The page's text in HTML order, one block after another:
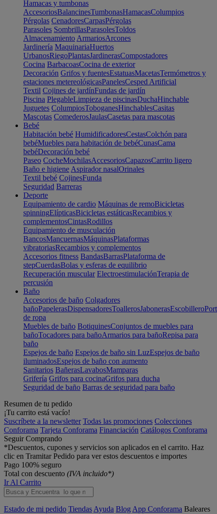
Hamacas y tumbonas
AccesoriosBalancinesTumbonasHamacasColumpios
Pérgolas CenadoresCarpasPérgolas
Parasoles SombrillasParasolesToldos
Almacenamiento ArmariosArcones
Jardinería MaquinariaHuertos
UrbanosRiegoPlantasJardinerasCompostadores
Cocina BarbacoasCocina de exterior
Decoración Grifos y fuentesEstatuasMacetasTermómetros y
estaciones metereológicasPanelesCesped Artificial
Textil Cojines de jardínFundas de jardín
Piscina PlegableLimpieza de piscinasDuchaHinchable
Juguetes ColumpiosToboganesHinchablesCasitas
Mascotas ComederosJaulasCasetas para mascotas
Bebé
Habitación bebé HumidificadoresCestasColchón para
bebéMuebles para habitación de bebéCunasCama
bebéDecoración bebé
Paseo CocheMochilasAccesoriosCapazosCarrito ligero
Baño e higiene Aspirador nasalOrinales
Textil bebé CojinesFunda
Seguridad Barreras
Deporte
Equipamiento de cardio Máquinas de remoBicicletas
spinningElípticasBicicletas estáticasRecambios y
complementosCintasRodillos
Equipamiento de musculación
BancosMancuernasMáquinasPlataformas
vibratoriasRecambios y complementos
Accesorios fitness BandasBarrasPlataforma de
stepCuerdasBolas y esferas de equilibrio
Recuperación muscular ElectroestimulaciónTerapia de
percusión
Baño
Accesorios de baño Colgadores
bañoPapelerasDispensadoresToallerosJabonerasEscobillero
de ropa
Muebles de baño BotiquinesConjuntos de muebles para
bañoTocadores para bañoArmarios para bañoRepisa para
baño
Espejos de baño Espejos de baño sin LuzEspejos de baño
iluminadosEspejos de baño con aumento
Sanitarios BañerasLavabosMamparas
Grifería Grifos para cocinaGrifos para ducha
Seguridad de baño Barras de seguridad para baño
Resumen de tu pedido
¡Tu carrito está vacío!
Suscríbete a la newsletter Todas las promociones Colecciones
Conforama Tarjeta Conforama Financiación Catálogos Conforama
Seguir Comprando
*Descuentos, cupones y servicios son aplicados en el carrito. Haz
clic en Tramitar Pedido para ver estos descuentos e importes
Pago 100% seguro
Total con descuento (IVA incluido*)
Ir Al Carrito
Estado de mi pedido Tiendas Ayuda Blog App Conforama Baleares